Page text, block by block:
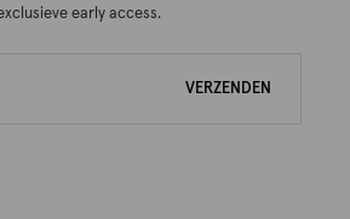
early access.
VERZENDEN